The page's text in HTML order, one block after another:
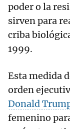
poder o la
sirven para
criba
1999.
Esta medida
orden
Donald
femenino